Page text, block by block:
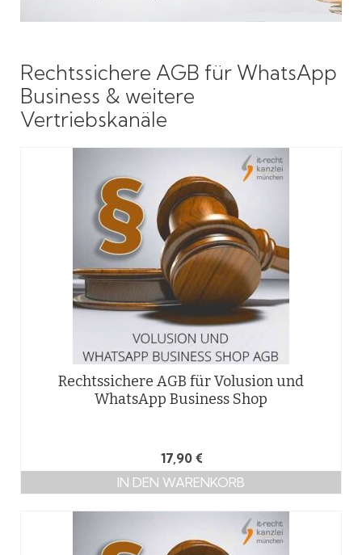
Rechtssichere AGB für WhatsApp
Business & weitere
Vertriebskanäle
Rechtssichere AGB für Volusion und
WhatsApp Business Shop
17,90 €
IN DEN WARENKORB